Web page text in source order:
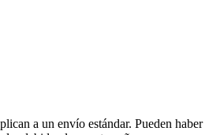
a un envío estándar. Pueden haber